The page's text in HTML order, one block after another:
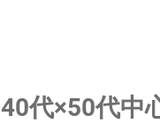
40代×50代中